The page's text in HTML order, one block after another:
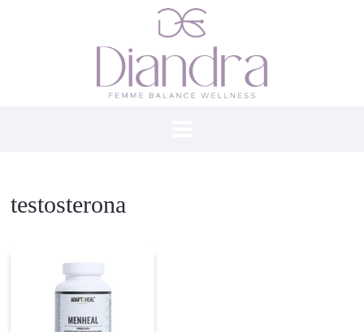
testosterona